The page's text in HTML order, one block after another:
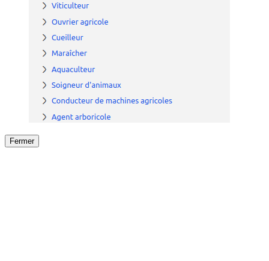
Fermer